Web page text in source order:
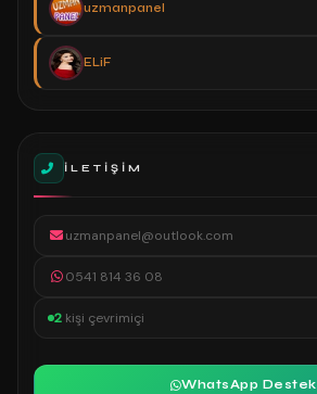
uzmanpanel
ELiF
İLETIŞIM
uzmanpanel@outlook.com
0541 814 36 08
2 kişi çevrimiçi
WhatsApp Destek